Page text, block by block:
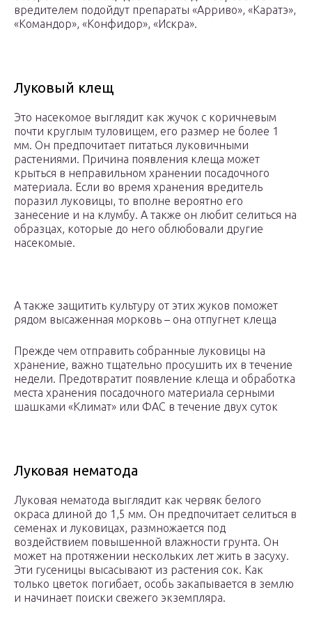
вредителем подойдут препараты «Арриво», «Каратэ»,
«Командор», «Конфидор», «Искра».
Луковый клещ
Это насекомое выглядит как жучок с коричневым
почти круглым туловищем, его размер не более 1
мм. Он предпочитает питаться луковичными
растениями. Причина появления клеща может
крыться в неправильном хранении посадочного
материала. Если во время хранения вредитель
поразил луковицы, то вполне вероятно его
занесение и на клумбу. А также он любит селиться на
образцах, которые до него облюбовали другие
насекомые.
А также защитить культуру от этих жуков поможет
рядом высаженная морковь – она отпугнет клеща
Прежде чем отправить собранные луковицы на
хранение, важно тщательно просушить их в течение
недели. Предотвратит появление клеща и обработка
места хранения посадочного материала серными
шашками «Климат» или ФАС в течение двух суток
Луковая нематода
Луковая нематода выглядит как червяк белого
окраса длиной до 1,5 мм. Он предпочитает селиться в
семенах и луковицах, размножается под
воздействием повышенной влажности грунта. Он
может на протяжении нескольких лет жить в засуху.
Эти гусеницы высасывают из растения сок. Как
только цветок погибает, особь закапывается в землю
и начинает поиски свежего экземпляра.